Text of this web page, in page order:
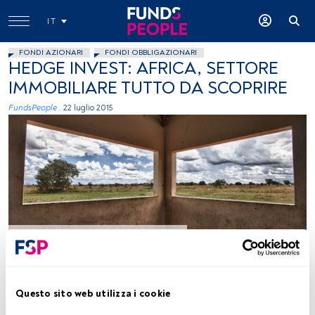
Questo sito web utilizza i cookie
IT
FONDI AZIONARI FONDI OBBLIGAZIONARI
HEDGE INVEST: AFRICA, SETTORE
IMMOBILIARE TUTTO DA SCOPRIRE
FundsPeople . 22 luglio 2015
Tempo di lettura:3 min.